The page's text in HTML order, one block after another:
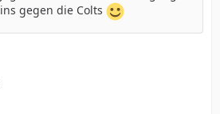
gegen die Colts